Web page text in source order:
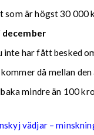
som är högst 30 000
december
inte har fått besked
då mellan
mindre än 100
vädjar –